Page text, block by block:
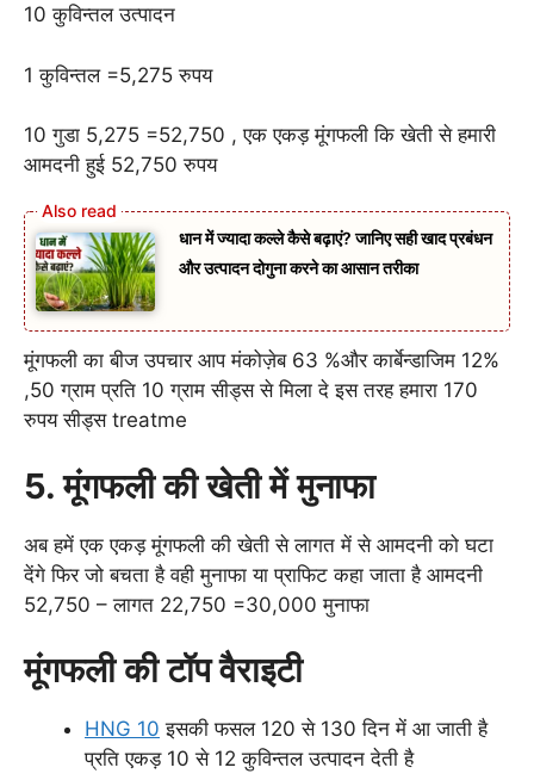
10 कुविन्तल उत्पादन
1 कुविन्तल =5,275 रुपय
10 गुडा 5,275 =52,750 , एक एकड़ मूंगफली कि खेती से हमारी
आमदनी हुई 52,750 रुपय
धान में ज्यादा कल्ले कैसे बढ़ाएं? जानिए सही खाद प्रबंधन
और उत्पादन दोगुना करने का आसान तरीका
मूंगफली का बीज उपचार आप मंकोज़ेब 63 %और कार्बेन्डाजिम 12%
,50 ग्राम प्रति 10 ग्राम सीड्स से मिला दे इस तरह हमारा 170
रुपय सीड्स treatme
5.मूंगफली की खेती में मुनाफा
अब हमें एक एकड़ मूंगफली की खेती से लागत में से आमदनी को घटा
देंगे फिर जो बचता है वही मुनाफा या प्राफिट कहा जाता है आमदनी
52,750 – लागत 22,750 =30,000 मुनाफा
मूंगफली की टॉप वैराइटी
HNG 10 इसकी फसल 120 से 130 दिन में आ जाती है
प्रति एकड़ 10 से 12 कुविन्तल उत्पादन देती है